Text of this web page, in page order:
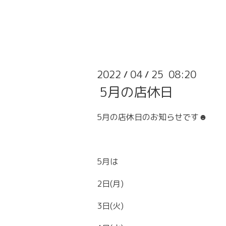
2022 / 04 / 25 08:20
5月の店休日
5月の店休日のお知らせです☻
5月は
2日(月)
3日(火)